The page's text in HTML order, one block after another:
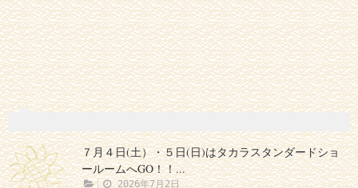
７月４日(土）・５日(日)はタカラスタンダードショ
ールームへGO！！...
2026年7月2日